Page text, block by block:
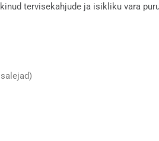
tervisekahjude ja isikliku vara